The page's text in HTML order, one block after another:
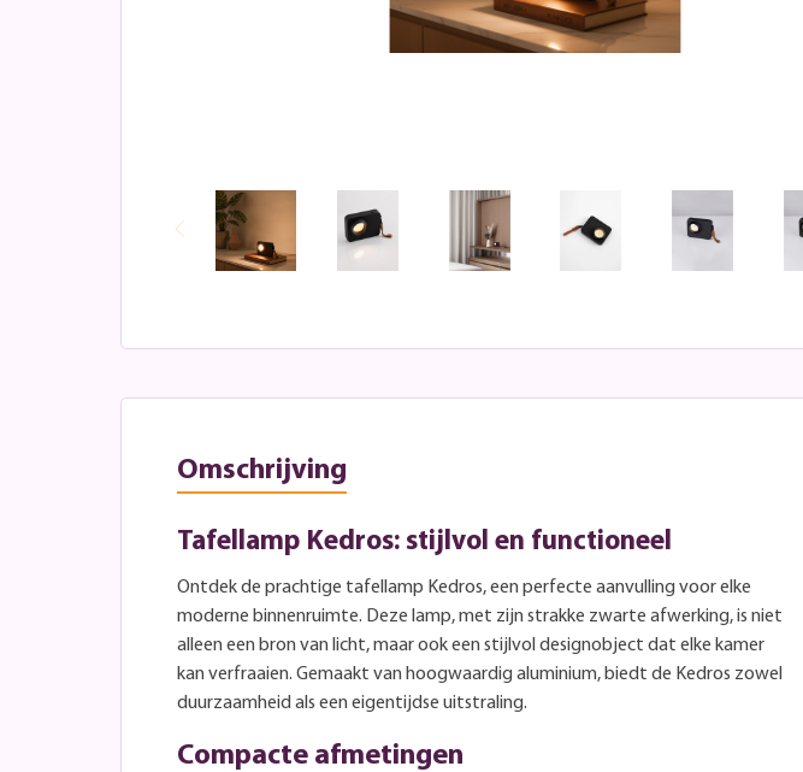
Omschrijving
Tafellamp Kedros: stijlvol en functioneel
Ontdek de prachtige tafellamp Kedros, een perfecte aanvulling voor elke
moderne binnenruimte. Deze lamp, met zijn strakke zwarte afwerking, is niet
alleen een bron van licht, maar ook een stijlvol designobject dat elke kamer
kan verfraaien. Gemaakt van hoogwaardig aluminium, biedt de Kedros zowel
duurzaamheid als een eigentijdse uitstraling.
Compacte afmetingen